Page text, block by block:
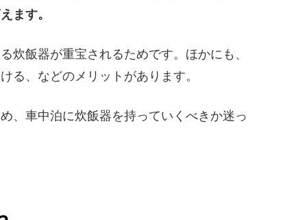
ます。
炊飯器が重宝されるためです。ほかにも、
る、などのメリットがあります。
、車中泊に炊飯器を持っていくべきか迷っ